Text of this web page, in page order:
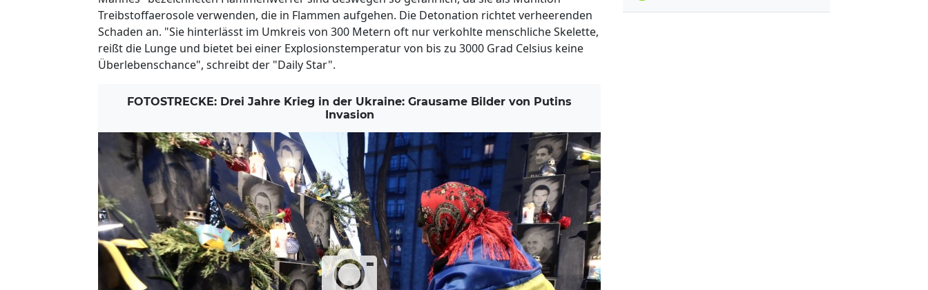
Treibstoffaerosole verwenden, die in Flammen aufgehen. Die Detonation richtet verheerenden
Schaden an. "Sie hinterlässt im Umkreis von 300 Metern oft nur verkohlte menschliche Skelette,
reißt die Lunge und bietet bei einer Explosionstemperatur von bis zu 3000 Grad Celsius keine
Überlebenschance", schreibt der "Daily Star".
FOTOSTRECKE: Drei Jahre Krieg in der Ukraine: Grausame Bilder von Putins
Invasion